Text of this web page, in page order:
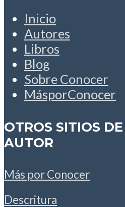
Inicio
Autores
Libros
Blog
Sobre Conocer
MásporConocer
OTROS SITIOS
AUTOR
Más por Conocer
Descritura